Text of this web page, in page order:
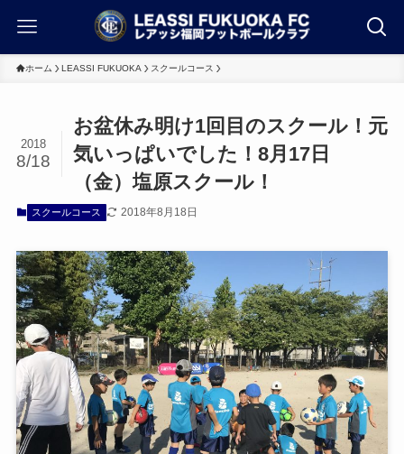
ホーム LEASSI FUKUOKA スクールコース
お盆休み明け1回目のスクール！元
気いっぱいでした！8月17日
（金）塩原スクール！
2018
8/18
スクールコース 2018年8月18日